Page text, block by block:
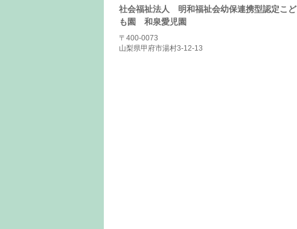
社会福祉法人 明和福祉会幼保連携型認定こど
も園 和泉愛児園
〒400-0073
山梨県甲府市湯村3-12-13